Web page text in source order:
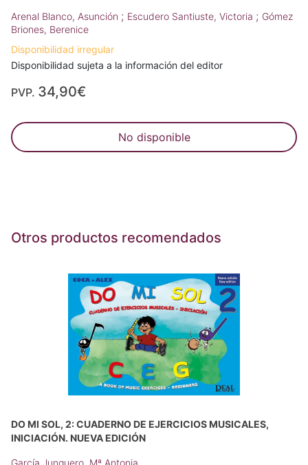
Arenal Blanco, Asunción ; Escudero Santiuste, Victoria ; Gómez
Briones, Berenice
Disponibilidad irregular
Disponibilidad sujeta a la información del editor
PVP. 34,90€
No disponible
Otros productos recomendados
DO MI SOL, 2: CUADERNO DE EJERCICIOS MUSICALES,
INICIACIÓN. NUEVA EDICIÓN